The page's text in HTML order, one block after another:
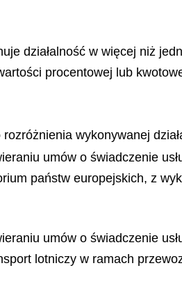
działalność w więcej niż
procentowej lub
wykonywanej
umów o świadczenie
państw europejskich, z
umów o świadczenie
lotniczy w ramach